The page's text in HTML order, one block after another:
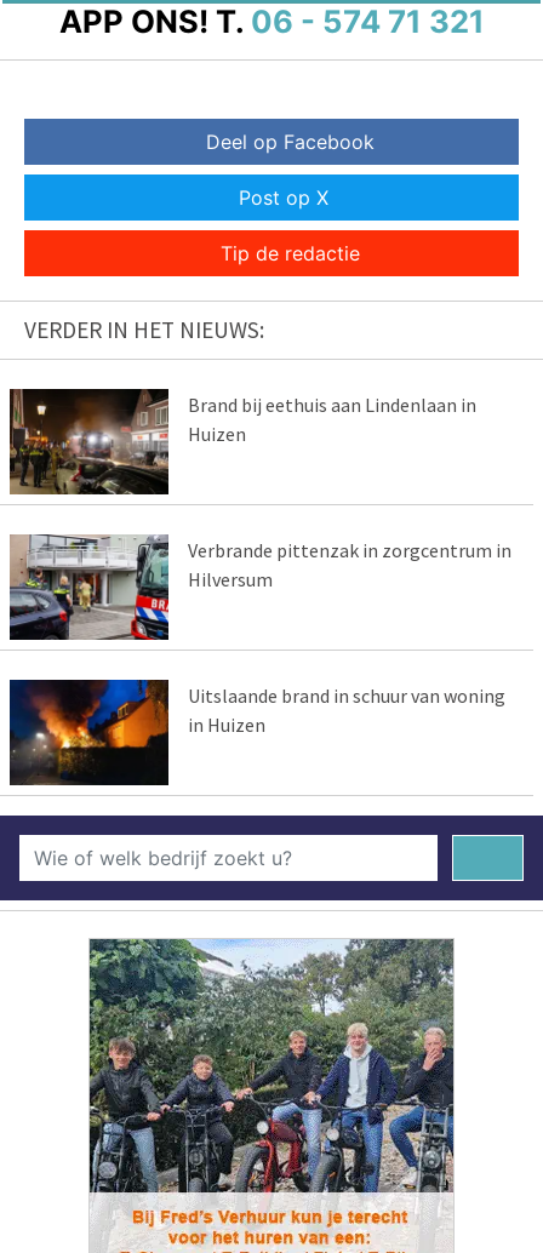
APP ONS! T. 06 - 574 71 321
Deel op Facebook
Post op X
Tip de redactie
VERDER IN HET NIEUWS:
Brand bij eethuis aan Lindenlaan in
Huizen
Verbrande pittenzak in zorgcentrum in
Hilversum
Uitslaande brand in schuur van woning
in Huizen